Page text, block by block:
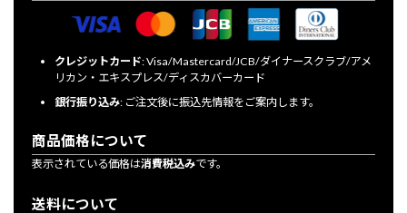
クレジットカード: Visa/Mastercard/JCB/ダイナースクラブ/アメ
リカン・エキスプレス/ディスカバーカード
銀行振り込み: ご注文後に振込先情報をご案内します。
商品価格について
表示されている価格は消費税込みです。
送料について